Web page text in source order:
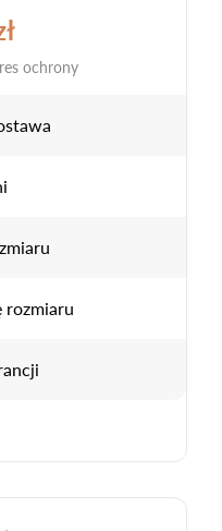
ochrony
rozmiaru